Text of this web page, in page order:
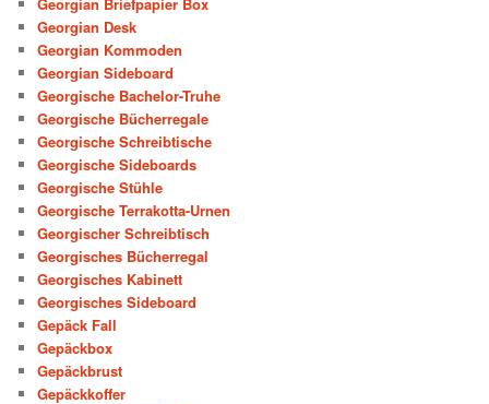
Georgian Desk
Georgian Kommoden
Georgian Sideboard
Georgische Bachelor-Truhe
Georgische Bücherregale
Georgische Schreibtische
Georgische Sideboards
Georgische Stühle
Georgische Terrakotta-Urnen
Georgischer Schreibtisch
Georgisches Bücherregal
Georgisches Kabinett
Georgisches Sideboard
Gepäck Fall
Gepäckbox
Gepäckbrust
Gepäckkoffer